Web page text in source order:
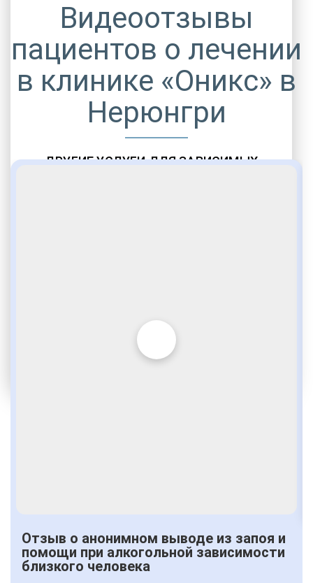
ДРУГИЕ УСЛУГИ ДЛЯ ЗАВИСИМЫХ
Видеоотзывы
пациентов о лечении
в клинике «Оникс» в
Нерюнгри
Отзыв о анонимном выводе из запоя и
помощи при алкогольной зависимости
близкого человека